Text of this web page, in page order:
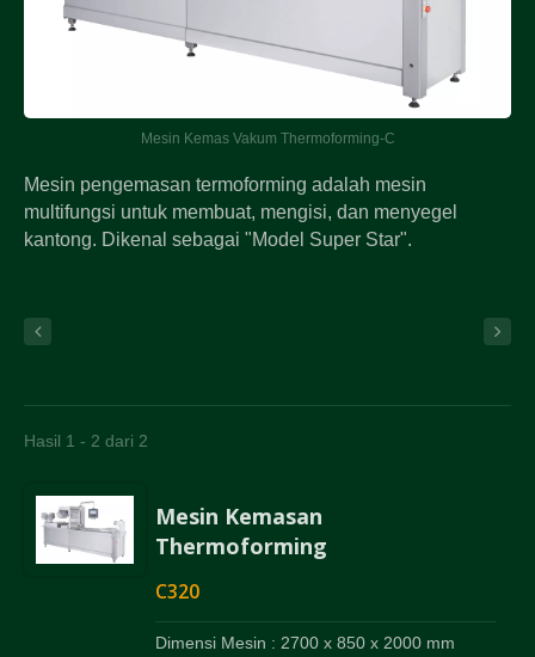
Mesin Kemas Vakum Thermoforming-C
Mesin pengemasan termoforming adalah mesin
multifungsi untuk membuat, mengisi, dan menyegel
kantong. Dikenal sebagai "Model Super Star".
Hasil 1 - 2 dari 2
Mesin Kemasan
Thermoforming
C320
Dimensi Mesin : 2700 x 850 x 2000 mm